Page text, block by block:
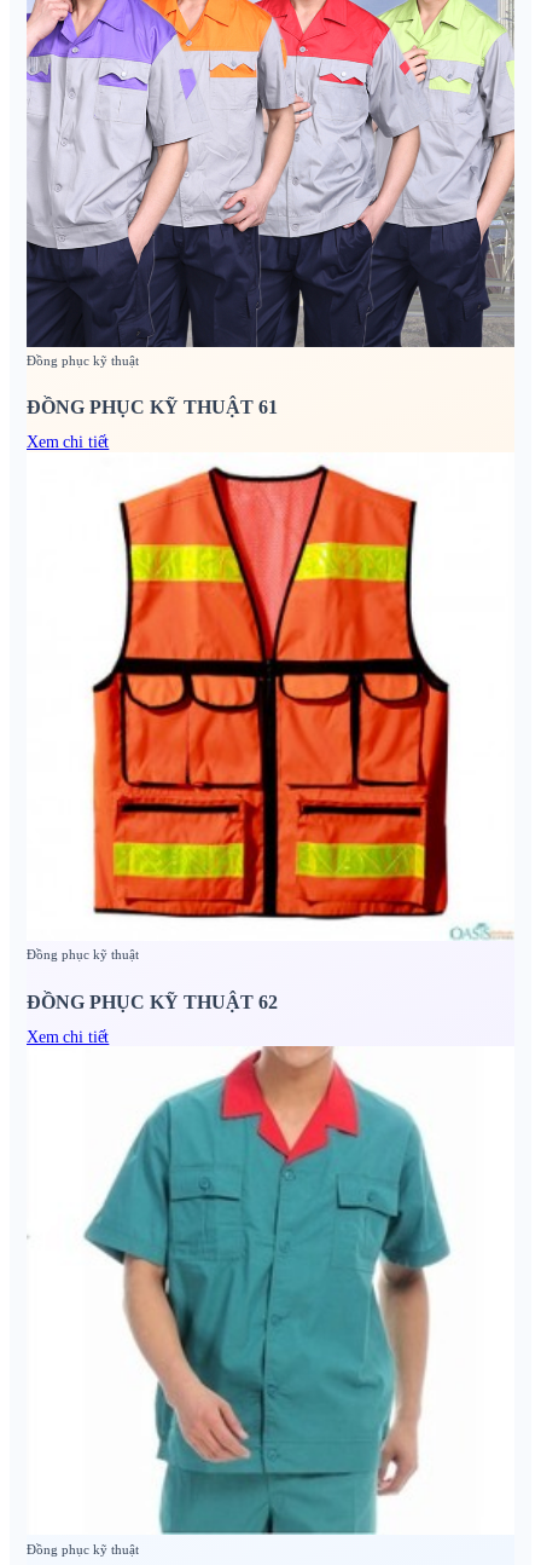
Đồng phục kỹ thuật
ĐỒNG PHỤC KỸ THUẬT 61
Xem chi tiết
Đồng phục kỹ thuật
ĐỒNG PHỤC KỸ THUẬT 62
Xem chi tiết
Đồng phục kỹ thuật